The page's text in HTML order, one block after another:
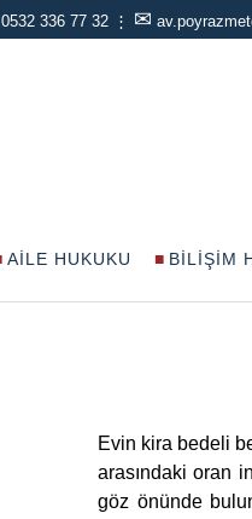
0532 336 77 32 ⋮ ✉
AILE HUKUKU BILIŞIM
Evin kira bedeli
arasındaki oran
göz önünde